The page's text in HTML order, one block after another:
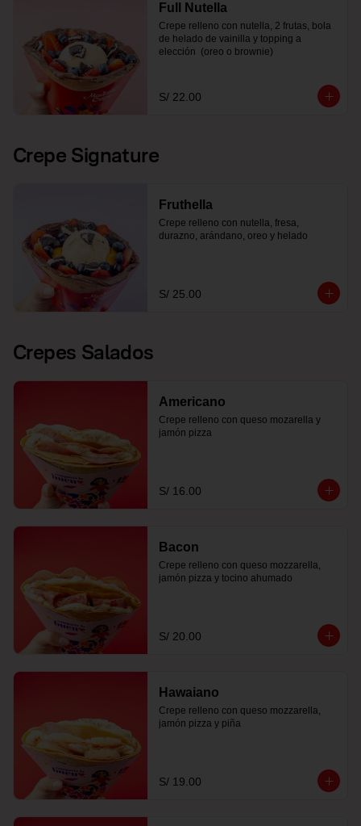
Full Nutella
Crepe relleno con nutella, 2 frutas, bola
de helado de vainilla y topping a
elección  (oreo o brownie)
S/ 22.00
Crepe Signature
Fruthella
Crepe relleno con nutella, fresa,
durazno, arándano, oreo y helado
S/ 25.00
Crepes Salados
Americano
Crepe relleno con queso mozarella y
jamón pizza
S/ 16.00
Bacon
Crepe relleno con queso mozzarella,
jamón pizza y tocino ahumado
S/ 20.00
Hawaiano
Crepe relleno con queso mozzarella,
jamón pizza y piña
S/ 19.00